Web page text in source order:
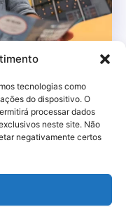
tecnologias como
do dispositivo. O
processar dados
neste site. Não
negativamente certos
de São Paulo, é
de
Se...